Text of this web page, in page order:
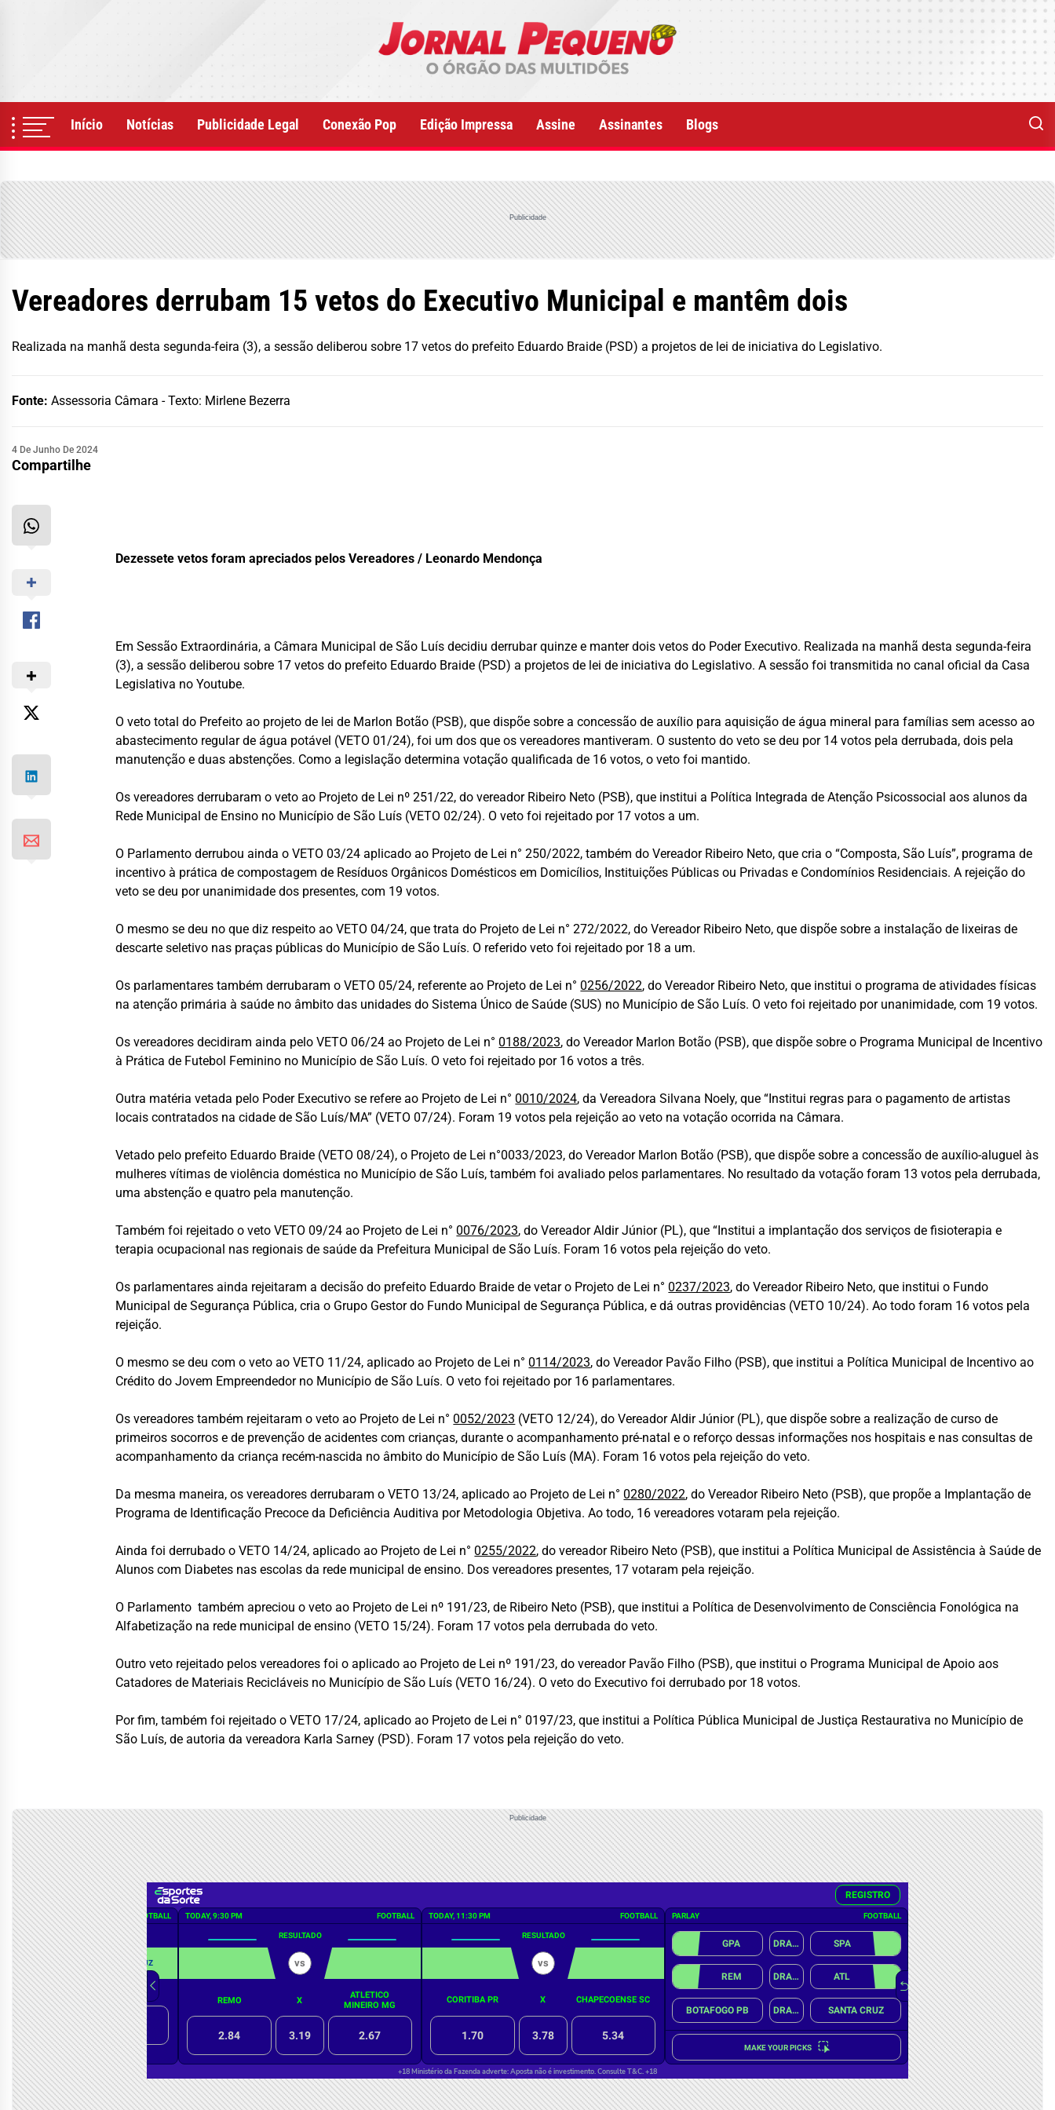
Início Notícias Publicidade Legal Conexão Pop Edição Impressa Assine Assinantes Blogs
Publicidade
Vereadores derrubam 15 vetos do Executivo Municipal e mantêm dois
Realizada na manhã desta segunda-feira (3), a sessão deliberou sobre 17 vetos do prefeito Eduardo Braide (PSD) a projetos de lei de iniciativa do Legislativo.
Fonte: Assessoria Câmara - Texto: Mirlene Bezerra
4 De Junho De 2024
Compartilhe
Dezessete vetos foram apreciados pelos Vereadores / Leonardo Mendonça
Em Sessão Extraordinária, a Câmara Municipal de São Luís decidiu derrubar quinze e manter dois vetos do Poder Executivo. Realizada na manhã desta segunda-feira
(3), a sessão deliberou sobre 17 vetos do prefeito Eduardo Braide (PSD) a projetos de lei de iniciativa do Legislativo. A sessão foi transmitida no canal oficial da Casa
Legislativa no Youtube.
O veto total do Prefeito ao projeto de lei de Marlon Botão (PSB), que dispõe sobre a concessão de auxílio para aquisição de água mineral para famílias sem acesso ao
abastecimento regular de água potável (VETO 01/24), foi um dos que os vereadores mantiveram. O sustento do veto se deu por 14 votos pela derrubada, dois pela
manutenção e duas abstenções. Como a legislação determina votação qualificada de 16 votos, o veto foi mantido.
Os vereadores derrubaram o veto ao Projeto de Lei nº 251/22, do vereador Ribeiro Neto (PSB), que institui a Política Integrada de Atenção Psicossocial aos alunos da
Rede Municipal de Ensino no Município de São Luís (VETO 02/24). O veto foi rejeitado por 17 votos a um.
O Parlamento derrubou ainda o VETO 03/24 aplicado ao Projeto de Lei n° 250/2022, também do Vereador Ribeiro Neto, que cria o “Composta, São Luís”, programa de
incentivo à prática de compostagem de Resíduos Orgânicos Domésticos em Domicílios, Instituições Públicas ou Privadas e Condomínios Residenciais. A rejeição do
veto se deu por unanimidade dos presentes, com 19 votos.
O mesmo se deu no que diz respeito ao VETO 04/24, que trata do Projeto de Lei n° 272/2022, do Vereador Ribeiro Neto, que dispõe sobre a instalação de lixeiras de
descarte seletivo nas praças públicas do Município de São Luís. O referido veto foi rejeitado por 18 a um.
Os parlamentares também derrubaram o VETO 05/24, referente ao Projeto de Lei n°0256/2022, do Vereador Ribeiro Neto, que institui o programa de atividades físicas
na atenção primária à saúde no âmbito das unidades do Sistema Único de Saúde (SUS) no Município de São Luís. O veto foi rejeitado por unanimidade, com 19 votos.
Os vereadores decidiram ainda pelo VETO 06/24 ao Projeto de Lei n°0188/2023, do Vereador Marlon Botão (PSB), que dispõe sobre o Programa Municipal de Incentivo
à Prática de Futebol Feminino no Município de São Luís. O veto foi rejeitado por 16 votos a três.
Outra matéria vetada pelo Poder Executivo se refere ao Projeto de Lei n°0010/2024, da Vereadora Silvana Noely, que “Institui regras para o pagamento de artistas
locais contratados na cidade de São Luís/MA” (VETO 07/24). Foram 19 votos pela rejeição ao veto na votação ocorrida na Câmara.
Vetado pelo prefeito Eduardo Braide (VETO 08/24), o Projeto de Lei n°0033/2023, do Vereador Marlon Botão (PSB), que dispõe sobre a concessão de auxílio-aluguel às
mulheres vítimas de violência doméstica no Município de São Luís, também foi avaliado pelos parlamentares. No resultado da votação foram 13 votos pela derrubada,
uma abstenção e quatro pela manutenção.
Também foi rejeitado o veto VETO 09/24 ao Projeto de Lei n°0076/2023, do Vereador Aldir Júnior (PL), que “Institui a implantação dos serviços de fisioterapia e
terapia ocupacional nas regionais de saúde da Prefeitura Municipal de São Luís. Foram 16 votos pela rejeição do veto.
Os parlamentares ainda rejeitaram a decisão do prefeito Eduardo Braide de vetar o Projeto de Lei n°0237/2023, do Vereador Ribeiro Neto, que institui o Fundo
Municipal de Segurança Pública, cria o Grupo Gestor do Fundo Municipal de Segurança Pública, e dá outras providências (VETO 10/24). Ao todo foram 16 votos pela
rejeição.
O mesmo se deu com o veto ao VETO 11/24, aplicado ao Projeto de Lei n°0114/2023, do Vereador Pavão Filho (PSB), que institui a Política Municipal de Incentivo ao
Crédito do Jovem Empreendedor no Município de São Luís. O veto foi rejeitado por 16 parlamentares.
Os vereadores também rejeitaram o veto ao Projeto de Lei n°0052/2023 (VETO 12/24), do Vereador Aldir Júnior (PL), que dispõe sobre a realização de curso de
primeiros socorros e de prevenção de acidentes com crianças, durante o acompanhamento pré-natal e o reforço dessas informações nos hospitais e nas consultas de
acompanhamento da criança recém-nascida no âmbito do Município de São Luís (MA). Foram 16 votos pela rejeição do veto.
Da mesma maneira, os vereadores derrubaram o VETO 13/24, aplicado ao Projeto de Lei n°0280/2022, do Vereador Ribeiro Neto (PSB), que propõe a Implantação de
Programa de Identificação Precoce da Deficiência Auditiva por Metodologia Objetiva. Ao todo, 16 vereadores votaram pela rejeição.
Ainda foi derrubado o VETO 14/24, aplicado ao Projeto de Lei n°0255/2022, do vereador Ribeiro Neto (PSB), que institui a Política Municipal de Assistência à Saúde de
Alunos com Diabetes nas escolas da rede municipal de ensino. Dos vereadores presentes, 17 votaram pela rejeição.
O Parlamento também apreciou o veto ao Projeto de Lei nº 191/23, de Ribeiro Neto (PSB), que institui a Política de Desenvolvimento de Consciência Fonológica na
Alfabetização na rede municipal de ensino (VETO 15/24). Foram 17 votos pela derrubada do veto.
Outro veto rejeitado pelos vereadores foi o aplicado ao Projeto de Lei nº 191/23, do vereador Pavão Filho (PSB), que institui o Programa Municipal de Apoio aos
Catadores de Materiais Recicláveis no Município de São Luís (VETO 16/24). O veto do Executivo foi derrubado por 18 votos.
Por fim, também foi rejeitado o VETO 17/24, aplicado ao Projeto de Lei n° 0197/23, que institui a Política Pública Municipal de Justiça Restaurativa no Município de
São Luís, de autoria da vereadora Karla Sarney (PSD). Foram 17 votos pela rejeição do veto.
Publicidade